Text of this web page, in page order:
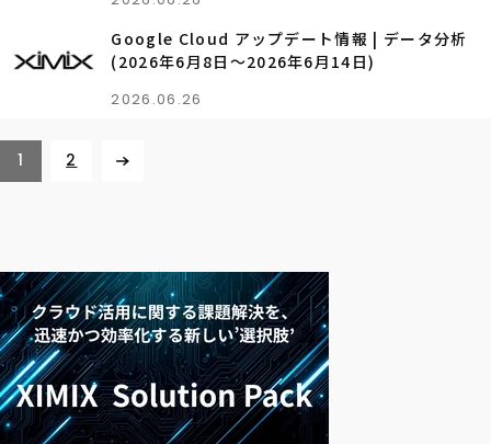
Google Cloud アップデート情報 | データ分析
(2026年6月8日〜2026年6月14日)
2026.06.26
1 2